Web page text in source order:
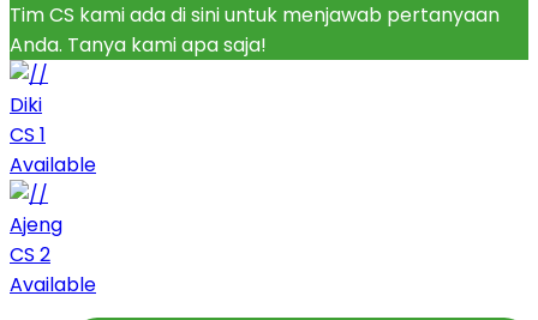
Tim CS kami ada di sini untuk menjawab pertanyaan
Anda. Tanya kami apa saja!
Diki
CS 1
Available
Ajeng
CS 2
Available